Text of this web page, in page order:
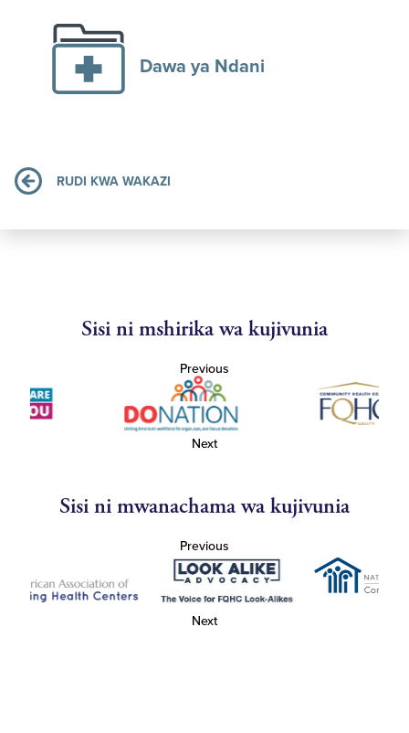
Dawa ya Ndani
RUDI KWA WAKAZI
Sisi ni mshirika wa kujivunia
Previous
Next
Sisi ni mwanachama wa kujivunia
Previous
Next